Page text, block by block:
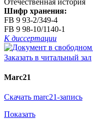
Шифр хранения:
FB 9 93-2/349-4
FB 9 98-10/1140-1
К диссертации
Заказать в читальный зал
Marc21
Скачать marc21-запись
Показать